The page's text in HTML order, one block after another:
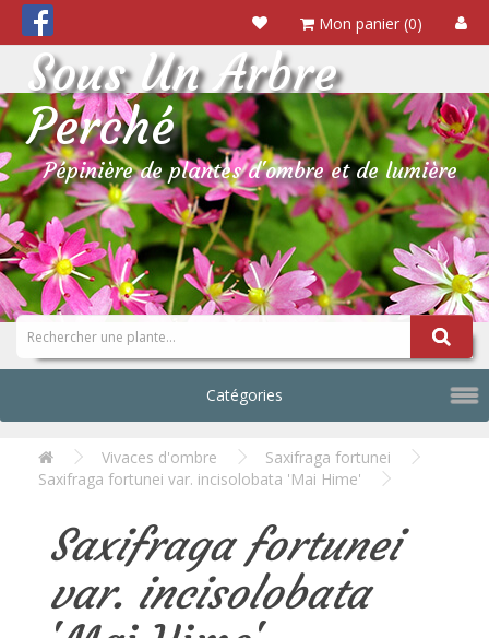
Mon panier (0)
Sous Un Arbre
Perché
Pépinière de plantes d'ombre et de lumière
Catégories
Vivaces d'ombre
Saxifraga fortunei
Saxifraga fortunei var. incisolobata 'Mai Hime'
Saxifraga fortunei
var. incisolobata